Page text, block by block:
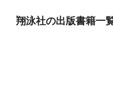
翔泳社の出版書籍一